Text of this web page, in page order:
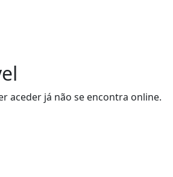
aceder já não se encontra online.